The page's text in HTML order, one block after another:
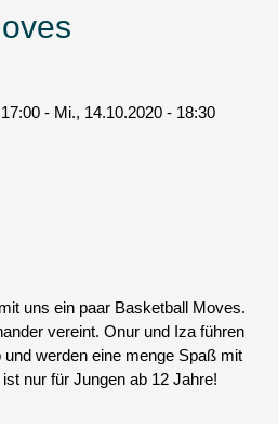
- Mi., 14.10.2020 - 18:30
uns ein paar Basketball Moves.
vereint. Onur und Iza führen
werden eine menge Spaß mit
nur für Jungen ab 12 Jahre!